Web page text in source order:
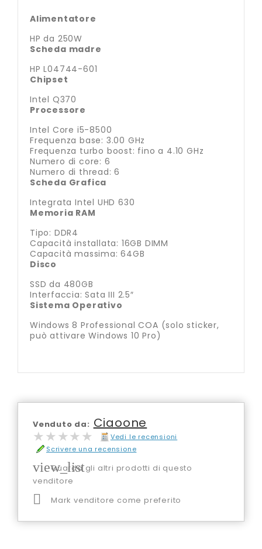
Alimentatore
HP da 250W
Scheda madre
HP L04744-601
Chipset
Intel Q370
Processore
Intel Core i5-8500
Frequenza base: 3.00 GHz
Frequenza turbo boost: fino a 4.10 GHz
Numero di core: 6
Numero di thread: 6
Scheda Grafica
Integrata Intel UHD 630
Memoria RAM
Tipo: DDR4
Capacità installata: 16GB DIMM
Capacità massima: 64GB
Disco
SSD da 480GB
Interfaccia: Sata III 2.5″
Sistema Operativo
Windows 8 Professional COA (solo sticker,
può attivare Windows 10 Pro)
Venduto da: Ciaoone
★★★★★
★★★★★
Vedi le recensioni
Scrivere una recensione
view_list
Guarda gli altri prodotti di questo
venditore
 Mark venditore come preferito